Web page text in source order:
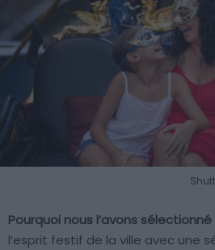
Pourquoi nous l’avons sélectionné
l’esprit festif de la ville avec une